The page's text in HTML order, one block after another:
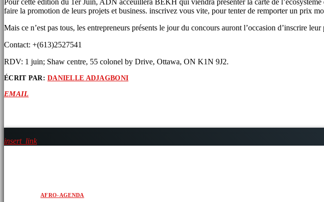
faire la promotion de leurs projets et business. inscrivez vous vite, pour tenter de remporter un prix
Mais ce n’est pas tous, les entrepreneurs présents le jour du concours auront l’occasion d’inscrire
Contact: +(613)2527541
RDV: 1 juin; Shaw centre, 55 colonel by Drive, Ottawa, ON K1N 9J2.
ÉCRIT PAR:DANIELLE ADJAGBONI
EMAIL
insert_link
AFRO-AGENDA